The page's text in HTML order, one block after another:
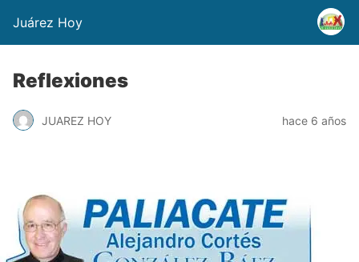
Juárez Hoy
Reflexiones
JUAREZ HOY hace 6 años